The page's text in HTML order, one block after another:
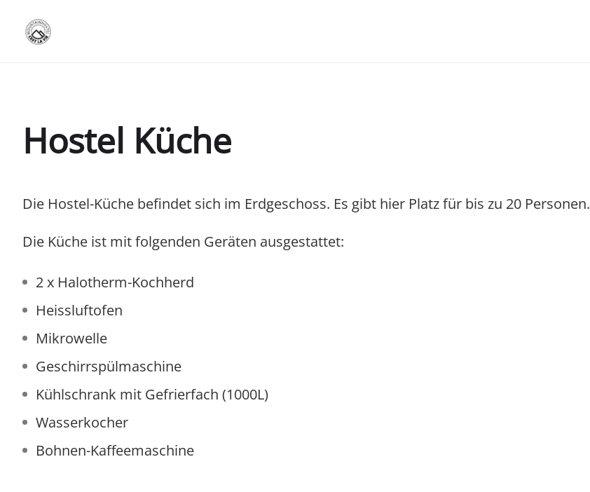
Hostel Küche
Die Hostel-Küche befindet sich im Erdgeschoss. Es gibt hier Platz für bis zu 20 Personen.
Die Küche ist mit folgenden Geräten ausgestattet:
2 x Halotherm-Kochherd
Heissluftofen
Mikrowelle
Geschirrspülmaschine
Kühlschrank mit Gefrierfach (1000L)
Wasserkocher
Bohnen-Kaffeemaschine